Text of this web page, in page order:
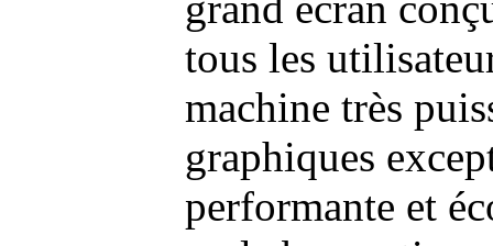
tous les
machine très
graphiques
performante et